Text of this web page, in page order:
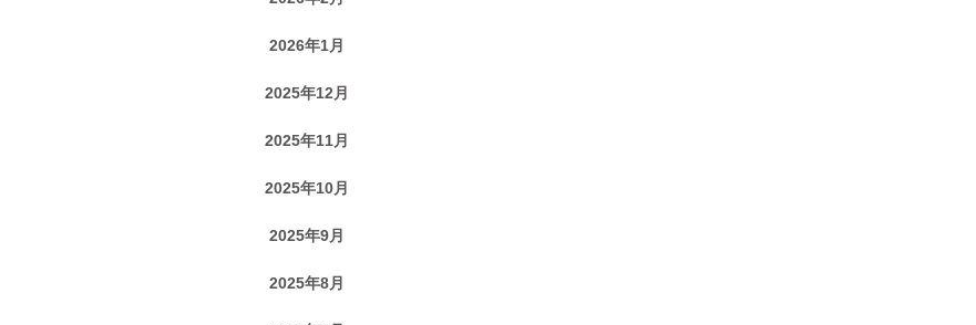
2026年1月
2025年12月
2025年11月
2025年10月
2025年9月
2025年8月